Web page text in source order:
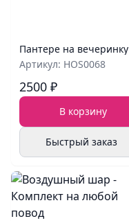
Пантере на вечеринку
Артикул: HOS0068
2500 ₽
В корзину
Быстрый заказ